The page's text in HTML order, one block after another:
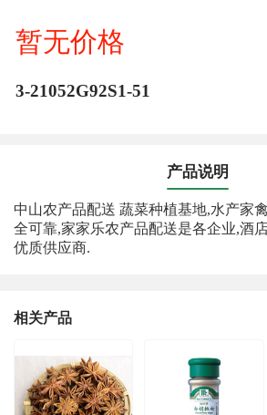
暂无价格
3-21052G92S1-51
产品说明
中山农产品配送 蔬菜种植基地,水产家
全可靠,家家乐农产品配送是各企业,酒
优质供应商.
相关产品